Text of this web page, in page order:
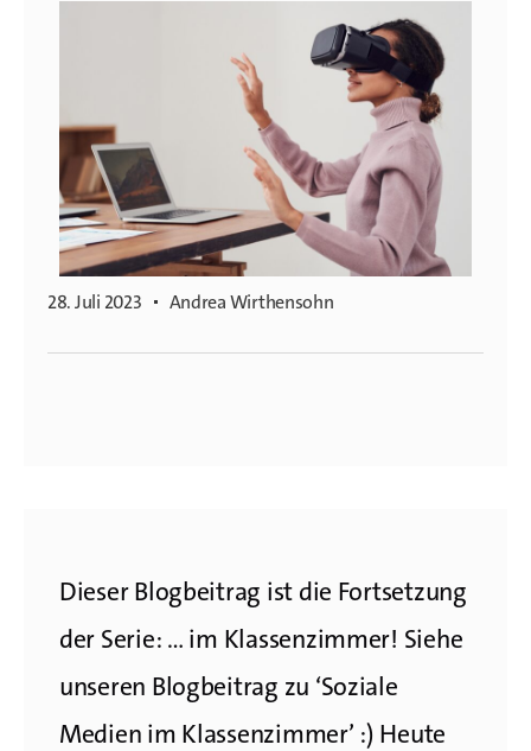
28. Juli 2023 Andrea Wirthensohn
Dieser Blogbeitrag ist die Fortsetzung
der Serie: … im Klassenzimmer! Siehe
unseren Blogbeitrag zu ‘Soziale
Medien im Klassenzimmer’ :) Heute